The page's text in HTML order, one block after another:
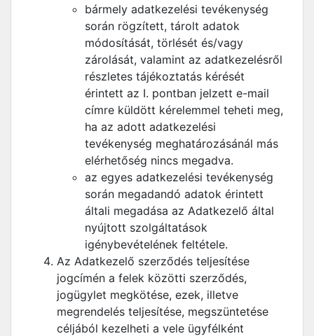
bármely adatkezelési tevékenység
során rögzített, tárolt adatok
módosítását, törlését és/vagy
zárolását, valamint az adatkezelésről
részletes tájékoztatás kérését
érintett az I. pontban jelzett e-mail
címre küldött kérelemmel teheti meg,
ha az adott adatkezelési
tevékenység meghatározásánál más
elérhetőség nincs megadva.
az egyes adatkezelési tevékenység
során megadandó adatok érintett
általi megadása az Adatkezelő által
nyújtott szolgáltatások
igénybevételének feltétele.
Az Adatkezelő szerződés teljesítése
jogcímén a felek közötti szerződés,
jogügylet megkötése, ezek, illetve
megrendelés teljesítése, megszüntetése
céljából kezelheti a vele ügyfélként